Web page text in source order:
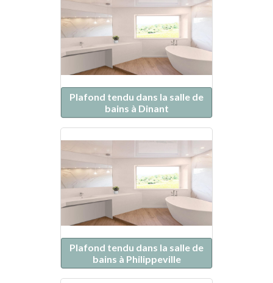
Plafond tendu dans la salle de
bains à Dinant
Plafond tendu dans la salle de
bains à Philippeville